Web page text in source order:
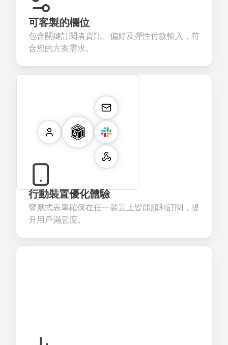
可客製的欄位
包含關鍵訂閱者資訊、偏好及彈性付款輸入，符
合您的方案需求。
行動裝置優化體驗
響應式表單確保在任一裝置上皆能順利訂閱，提
升用戶滿意度。